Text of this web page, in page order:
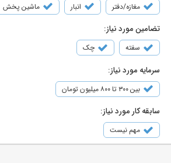
مغازه/دفتر انبار ماشین پخش
تضامین مورد نیاز:
سفته چک
سرمایه مورد نیاز:
بین ۳۰۰ تا ۸۰۰ میلیون تومان
سابقه کار مورد نیاز:
مهم نیست